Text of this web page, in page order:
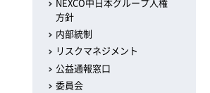
方針
内部統制
リスクマネジメント
公益通報窓口
委員会